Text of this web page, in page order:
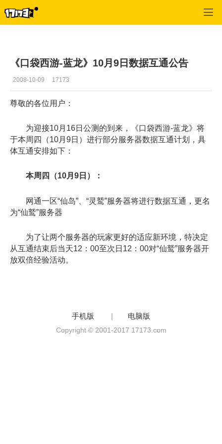
《口袋西游-蓝龙》10月9日数据互通公告
2008-10-09 17173
尊敬的各位用户：
为迎接10月16日公测的到来，《口袋西游-蓝龙》将
于本周四（10月9日）进行部分服务器数据互通计划，具
体互通安排如下：
本周四（10月9日）：
网通一区“仙岛”、“灵鹫”服务器将进行数据互通，更名
为“仙鹫”服务器
为了让两个服务器的玩家更好的适应新环境，特决定
从互通结束后当天12：00至次日12：00对“仙鹫”服务器开
放双倍经验活动。
手机版 | 电脑版
Copyright © 2001-2017 17173.com